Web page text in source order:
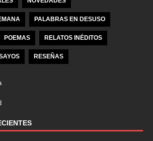
PALABRAS EN DESUSO
POEMAS RELATOS INÉDITOS
RESEÑAS